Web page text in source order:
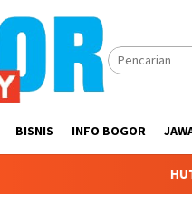
BISNIS INFO BOGOR
HUT ke-